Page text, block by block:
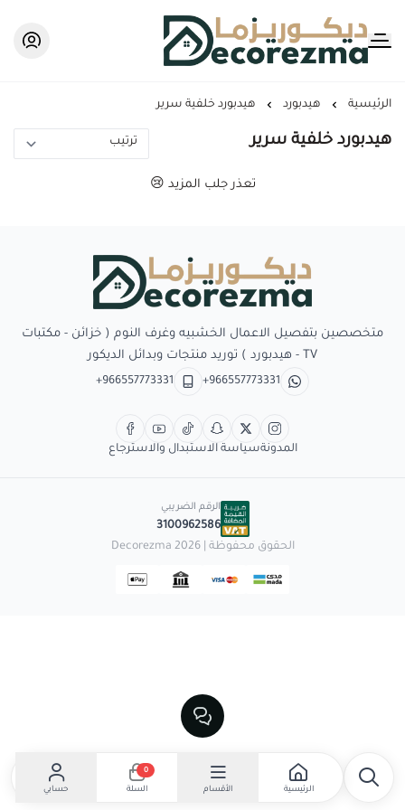
Decorezma
الرئيسية هيدبورد هيدبورد خلفية سرير
هيدبورد خلفية سرير
تعذر جلب المزيد 😢
الرئيسية الأقسام
0
حسابي
متخصصين بتفصيل الاعمال الخشبيه وغرف النوم ( خزائن - مكتبات
TV - هيدبورد ) توريد منتجات وبدائل الديكور
+966557773331
+966557773331
المدونةسياسة الاستبدال والاسترجاع
الرقم الضريبي
3100962586
الحقوق محفوظة | 2026
Decorezma